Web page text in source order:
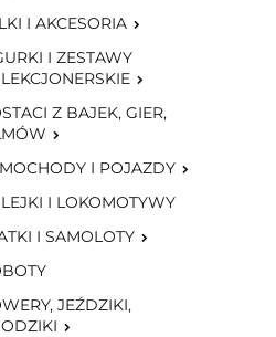
I AKCESORIA
I ZESTAWY
Z BAJEK, GIER,
I POJAZDY
I LOKOMOTYWY
I SAMOLOTY
JEŹDZIKI,